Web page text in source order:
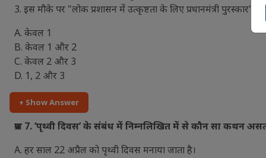
3. इस मौके पर "लोक प्रशासन में उत्कृष्टता के लिए प्रधानमंत्री पुरस्कार" भी
A. केवल 1
B. केवल 1 और 2
C. केवल 2 और 3
D. 1, 2 और 3
+ Show Answer
प्रश्न 7. ‘पृथ्वी दिवस’ के संबंध में निम्नलिखित में से कौन सा कथन
A. हर साल 22 अप्रैल को पृथ्वी दिवस मनाया जाता है।